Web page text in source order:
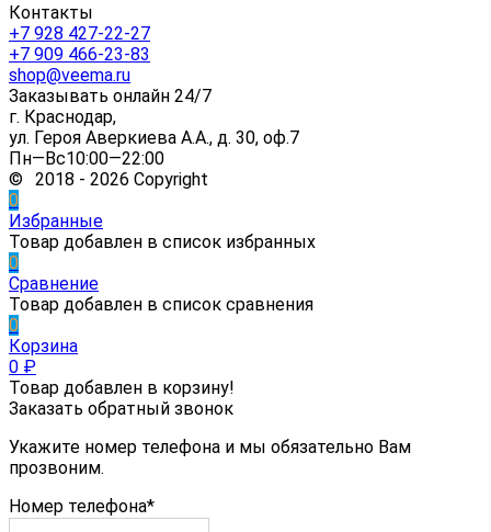
Контакты
+7 928 427-22-27
+7 909 466-23-83
shop@veema.ru
Заказывать онлайн 24/7
г. Краснодар,
ул. Героя Аверкиева А.А., д. 30, оф.7
Пн—Вс10:00—22:00
© 2018 - 2026 Copyright
0
Избранные
Товар добавлен в список избранных
0
Сравнение
Товар добавлен в список сравнения
0
Корзина
0 ₽
Товар добавлен в корзину!
Заказать обратный звонок
Укажите номер телефона и мы обязательно Вам
прозвоним.
Номер телефона*